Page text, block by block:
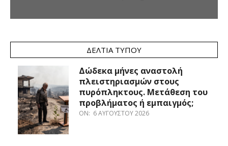
ΔΕΛΤΊΑ ΤΎΠΟΥ
Δώδεκα μήνες αναστολή
πλειστηριασμών στους
πυρόπληκτους. Μετάθεση του
προβλήματος ή εμπαιγμός;
ON: 6 ΑΥΓΟΎΣΤΟΥ 2026